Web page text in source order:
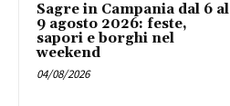
Sagre in Campania dal 6 al
9 agosto 2026: feste,
sapori e borghi nel
weekend
04/08/2026